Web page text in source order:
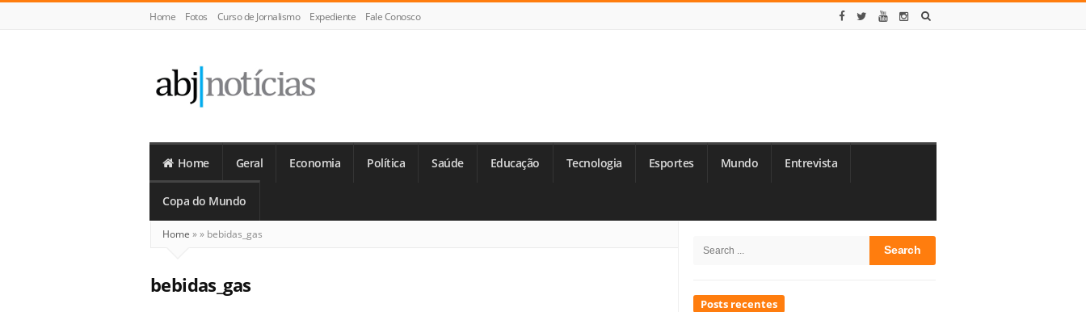
Home Fotos Curso de Jornalismo Expediente Fale Conosco
Notícias
Home Geral Economia Política Saúde Educação Tecnologia Esportes Mundo Entrevista
Copa do Mundo
Home »» bebidas_gas
bebidas_gas
Sidebar
Search
Posts recentes